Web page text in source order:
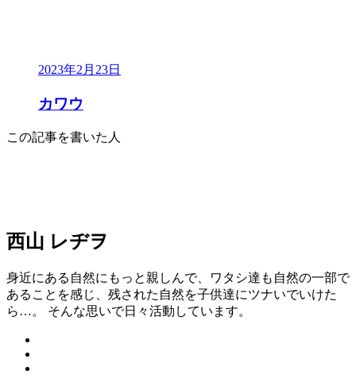
2023年2月23日
カワウ
この記事を書いた人
西山 レヂヲ
身近にある自然にもっと親しんで、ワタシ達も自然の一部で
あることを感じ、残された自然を子供達にツナいでいけた
ら…。 そんな思いで日々活動しています。